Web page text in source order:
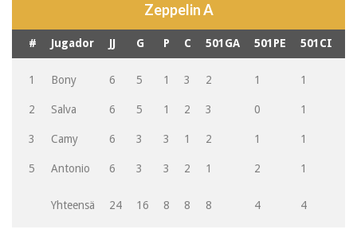
Zeppelin A
# Jugador JJ G P C 501GA 501PE 501CI
1 Bony 6 5 1 3 2 1 1
2 Salva 6 5 1 2 3 0 1
3 Camy 6 3 3 1 2 1 1
5 Antonio 6 3 3 2 1 2 1
Yhteensä 24 16 8 8 8 4 4